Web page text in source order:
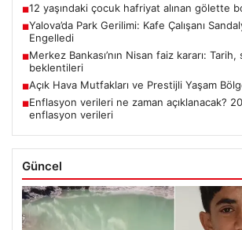
■12 yaşındaki çocuk hafriyat alınan gölette
■Yalova’da Park Gerilimi: Kafe Çalışanı
Engelledi
■Merkez Bankası’nın Nisan faiz kararı:
beklentileri
■Açık Hava Mutfakları ve Prestijli Yaşam
■Enflasyon verileri ne zaman açıklanacak?
enflasyon verileri
Güncel